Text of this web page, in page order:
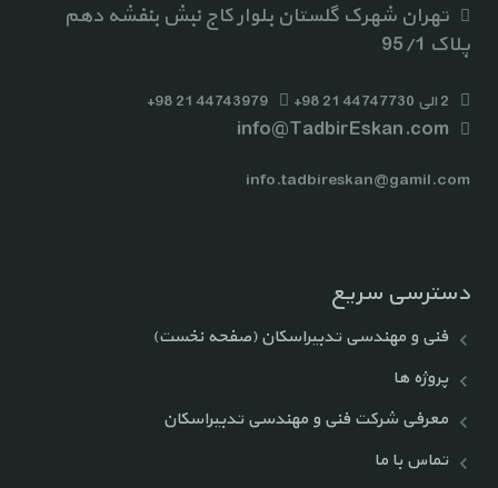
تهران شهرک گلستان بلوار کاج نبش بنفشه دهم
پلاک 95/1
2 الی 44747730 21 98+ 44743979 21 98+
info@TadbirEskan.com
info.tadbireskan@gamil.com
دسترسی سریع
فنی و مهندسی تدبیراسکان (صفحه نخست)
پروژه ها
معرفی شرکت فنی و مهندسی تدبیراسکان
تماس با ما